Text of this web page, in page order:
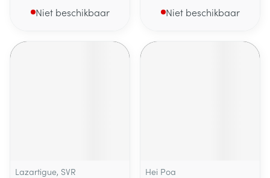
Niet beschikbaar Niet beschikbaar
Lazartigue, SVR
Hei Poa